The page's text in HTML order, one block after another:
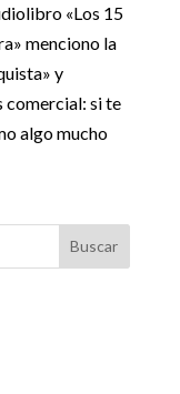
«Los 15
menciono la
y
comercial: si te
algo mucho
Buscar